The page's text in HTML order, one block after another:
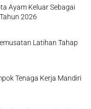
Ayam Keluar Sebagai
2026
Latihan Tahap
Tenaga Kerja Mandiri